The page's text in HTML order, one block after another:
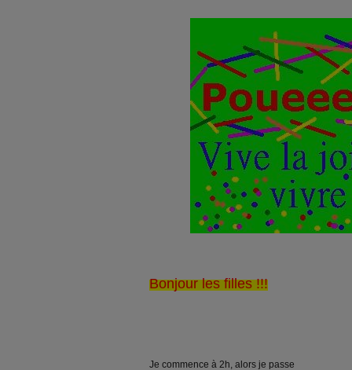
Bonjour les filles !!!
Je commence à 2h, alors je passe